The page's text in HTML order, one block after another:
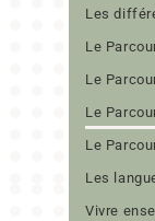
Les
Le
Le
Le
Le
Les
Vivre